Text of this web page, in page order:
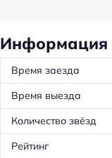
Красота и здоровье
Сауна
Сауна: платно
Для семей
Детская кровать
Информация
Время заезда
Время выезда
Количество звёзд
Рейтинг